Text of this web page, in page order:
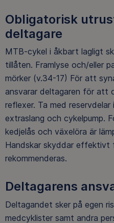
Obligatorisk
deltagare
MTB-cykel i åkbart lagligt
tillåten. Framlyse och/eller
mörker (v.34-17) För att
ansvarar deltagaren för att
reflexer. Ta med
extraslang och cykelpump.
kedjelås och växelöra är
Handskar skyddar effektivt
rekommenderas.
Deltagarens
Deltagandet sker på egen
medcyklister samt andra